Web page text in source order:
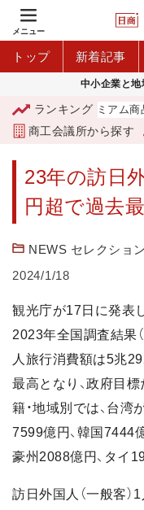
メニュー
トップ 新着記事
中小企業と地
ランキング
「青森市プレミアム商
商工会議所から探す
23年の訪日
円超で過去最
NEWS セレクション
2024/1/18
観光庁が17日に発表
2023年全国調査結果
人旅行消費額は5兆
最高となり、政府目
籍・地域別では、台湾
7599億円、韓国7444
豪州2088億円、タイ
訪日外国人（一般客